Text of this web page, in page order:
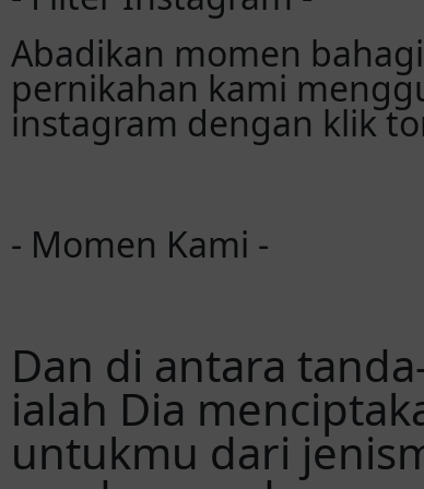
Abadikan momen
pernikahan kami
instagram dengan klik
- Momen Kami -
Dan di antara
ialah Dia
untukmu dari